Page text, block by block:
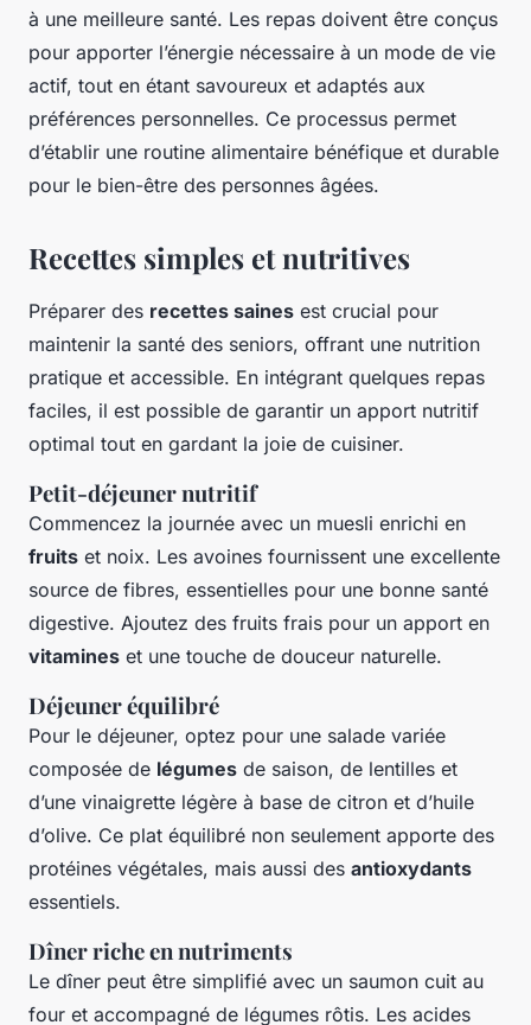
à une meilleure santé. Les repas doivent être conçus
pour apporter l’énergie nécessaire à un mode de vie
actif, tout en étant savoureux et adaptés aux
préférences personnelles. Ce processus permet
d’établir une routine alimentaire bénéfique et durable
pour le bien-être des personnes âgées.
Recettes simples et nutritives
Préparer des recettes saines est crucial pour
maintenir la santé des seniors, offrant une nutrition
pratique et accessible. En intégrant quelques repas
faciles, il est possible de garantir un apport nutritif
optimal tout en gardant la joie de cuisiner.
Petit-déjeuner nutritif
Commencez la journée avec un muesli enrichi en
fruits et noix. Les avoines fournissent une excellente
source de fibres, essentielles pour une bonne santé
digestive. Ajoutez des fruits frais pour un apport en
vitamines et une touche de douceur naturelle.
Déjeuner équilibré
Pour le déjeuner, optez pour une salade variée
composée de légumes de saison, de lentilles et
d’une vinaigrette légère à base de citron et d’huile
d’olive. Ce plat équilibré non seulement apporte des
protéines végétales, mais aussi des antioxydants
essentiels.
Dîner riche en nutriments
Le dîner peut être simplifié avec un saumon cuit au
four et accompagné de légumes rôtis. Les acides